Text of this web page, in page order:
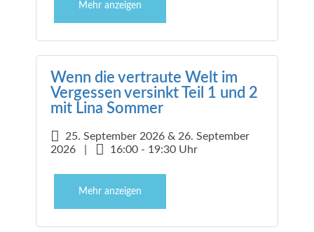
Mehr anzeigen
Wenn die vertraute Welt im
Vergessen versinkt Teil 1 und 2
mit Lina Sommer
25. September 2026 & 26. September
2026 |
16:00 - 19:30 Uhr
Mehr anzeigen